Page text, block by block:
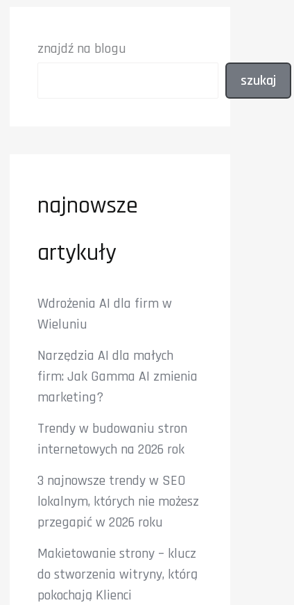
znajdź na blogu
szukaj
najnowsze
artykuły
Wdrożenia AI dla firm w
Wieluniu
Narzędzia AI dla małych
firm: Jak Gamma AI zmienia
marketing?
Trendy w budowaniu stron
internetowych na 2026 rok
3 najnowsze trendy w SEO
lokalnym, których nie możesz
przegapić w 2026 roku
Makietowanie strony – klucz
do stworzenia witryny, którą
pokochają Klienci